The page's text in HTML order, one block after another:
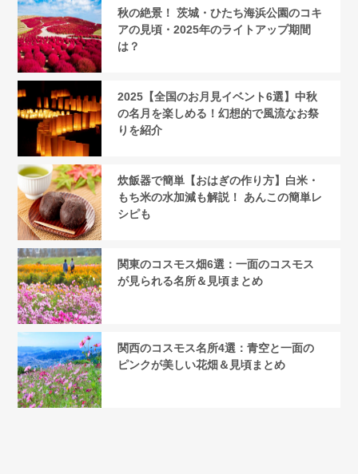
秋の絶景！ 茨城・ひたち海浜公園のコキ
アの見頃・2025年のライトアップ期間
は？
2025【全国のお月見イベント6選】中秋
の名月を楽しめる！幻想的で風流なお祭
りを紹介
炊飯器で簡単【おはぎの作り方】白米・
もち米の水加減も解説！ あんこの簡単レ
シピも
関東のコスモス畑6選：一面のコスモス
が見られる名所＆見頃まとめ
関西のコスモス名所4選：青空と一面の
ピンクが美しい花畑＆見頃まとめ